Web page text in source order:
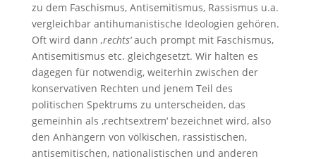
zu dem Faschismus, Antisemitismus, Rassismus u.a.
vergleichbar antihumanistische Ideologien gehören.
Oft wird dann ‚rechts‘auch prompt mit Faschismus,
Antisemitismus etc. gleichgesetzt. Wir halten es
dagegen für notwendig, weiterhin zwischen der
konservativen Rechten und jenem Teil des
politischen Spektrums zu unterscheiden, das
gemeinhin als ‚rechtsextrem‘ bezeichnet wird, also
den Anhängern von völkischen, rassistischen,
antisemitischen, nationalistischen und anderen